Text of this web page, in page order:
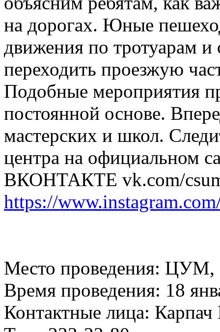
на дорогах. Юные
движения по тротуарам
переходить проезжую
Подобные мероприятия
постоянной основе.
мастерских и школ.
центра на официальном
ВКОНТАКТЕ vk.com/
https://
Место проведения: ЦУМ,
Время проведения: 18
Контактные лица: Карпач